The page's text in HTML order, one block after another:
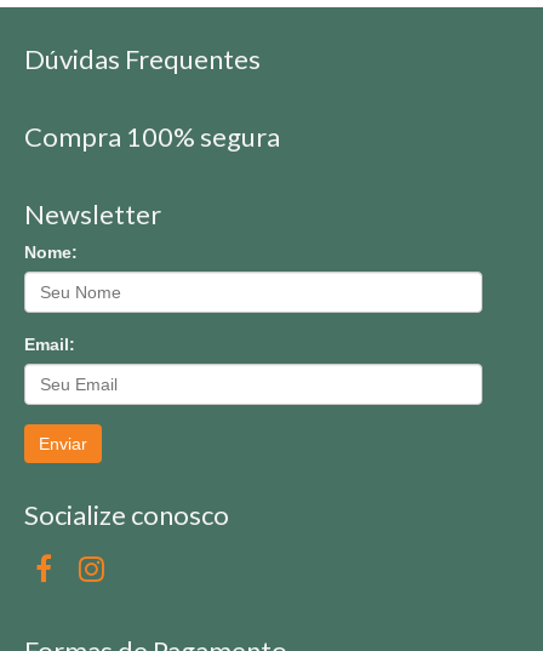
Dúvidas Frequentes
Compra 100% segura
Newsletter
Nome:
Email:
Enviar
Socialize conosco